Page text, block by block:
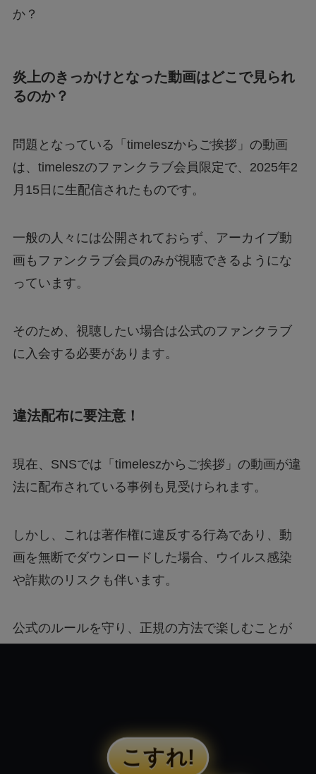
か？
炎上のきっかけとなった動画はどこで見られ
るのか？
問題となっている「timeleszからご挨拶」の動画
は、timeleszのファンクラブ会員限定で、2025年2
月15日に生配信されたものです。
一般の人々には公開されておらず、アーカイブ動
画もファンクラブ会員のみが視聴できるようにな
っています。
そのため、視聴したい場合は公式のファンクラブ
に入会する必要があります。
違法配布に要注意！
現在、SNSでは「timeleszからご挨拶」の動画が違
法に配布されている事例も見受けられます。
しかし、これは著作権に違反する行為であり、動
画を無断でダウンロードした場合、ウイルス感染
や詐欺のリスクも伴います。
公式のルールを守り、正規の方法で楽しむことが